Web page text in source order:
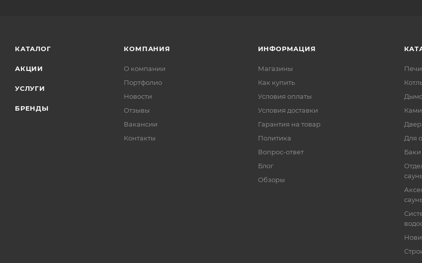
КАТАЛОГ
АКЦИИ
УСЛУГИ
БРЕНДЫ
КОМПАНИЯ
О компании
Портфолио
Новости
Отзывы
Вакансии
Контакты
ИНФОРМАЦИЯ
Магазины
Как купить
Условия оплаты
Условия доставки
Гарантия на товар
Политика
Вопрос-ответ
Блог
Обзоры
Печи
Для